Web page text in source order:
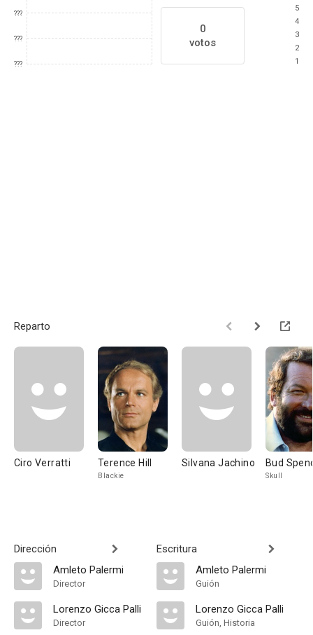
???
???
???
0
votos
5
4
3
2
1
Reparto
Ciro Verratti Terence Hill
Blackie
Silvana Jachino Bud
Skull
Dirección
Amleto Palermi
Director
Lorenzo Gicca Palli
Director
Escritura
Amleto Palermi
Guión
Lorenzo Gicca Palli
Guión, Historia